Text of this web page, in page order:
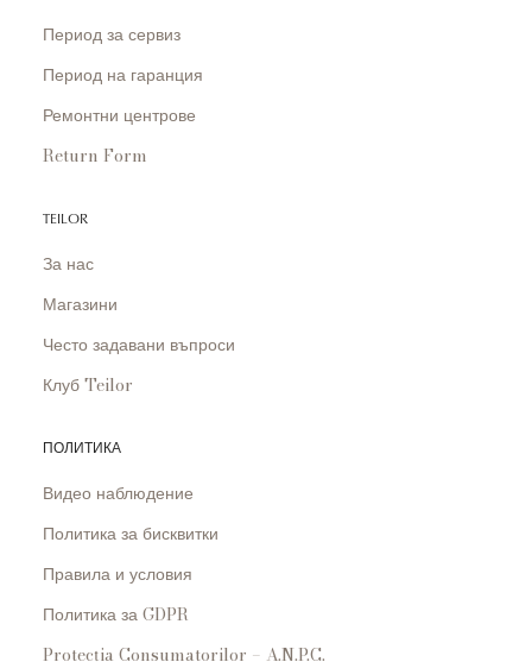
Период за сервиз
Период на гаранция
Ремонтни центрове
Return Form
TEILOR
За нас
Магазини
Често задавани въпроси
Клуб Teilor
ПОЛИТИКА
Видео наблюдение
Политика за бисквитки
Правила и условия
Политика за GDPR
Protecția Consumatorilor – A.N.P.C.